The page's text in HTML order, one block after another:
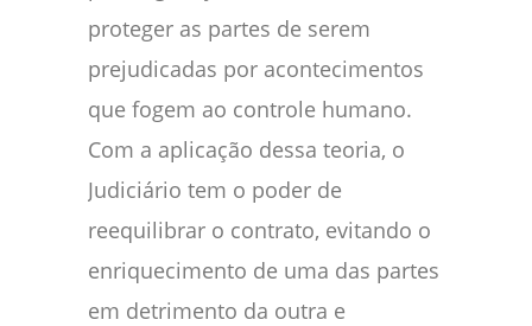
proteger as partes de serem
prejudicadas por acontecimentos
que fogem ao controle humano.
Com a aplicação dessa teoria, o
Judiciário tem o poder de
reequilibrar o contrato, evitando o
enriquecimento de uma das partes
em detrimento da outra e